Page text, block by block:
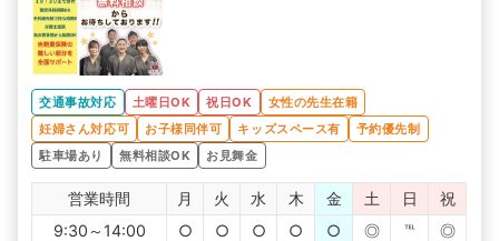
交通事故対応 土曜日OK 祝日OK
女性の先生在籍
妊婦さん対応可
お子様同伴可 キッズスペース有
予約優先制
駐車場あり
無料相談OK お見舞金
営業時間 月 火 水 木 金 土 日
祝
9:30～14:00
○ ○ ○ ○ ○ ◎ ℡
◎